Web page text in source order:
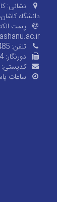
نشانی:
دانشگاه
پست
تلفن:
دورنگار:
کدپستی:
ساعات